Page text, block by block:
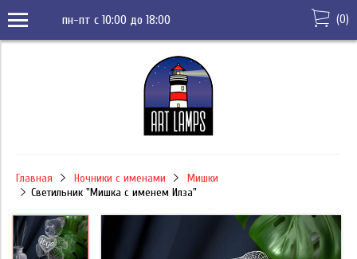
пн-пт с 10:00 до 18:00 (0)
Главная Ночники с именами
Мишки
Светильник "Мишка с именем Илза"